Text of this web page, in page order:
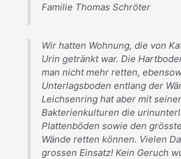
Familie Thomas Schröter
Wir hatten Wohnung, die von
Urin getränkt war. Die
man nicht mehr retten,
Unterlagsboden entlang der
Leichsenring hat aber mit
Bakterienkulturen die
Plattenböden sowie den
Wände retten können. Vielen
grossen Einsatz! Kein Geruch